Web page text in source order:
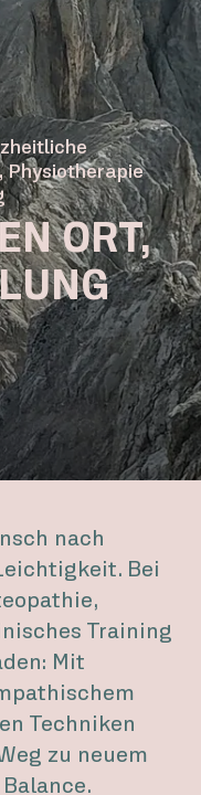
Physiotherapie
ORT,
nach
Bei
Training
Mit
Techniken
zu neuem